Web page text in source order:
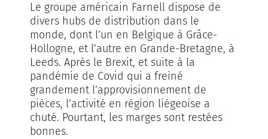
Le groupe américain Farnell dispose de
divers hubs de distribution dans le
monde, dont l’un en Belgique à Grâce-
Hollogne, et l’autre en Grande-Bretagne, à
Leeds. Après le Brexit, et suite à la
pandémie de Covid qui a freiné
grandement l’approvisionnement de
pièces, l’activité en région liégeoise a
chuté. Pourtant, les marges sont restées
bonnes.